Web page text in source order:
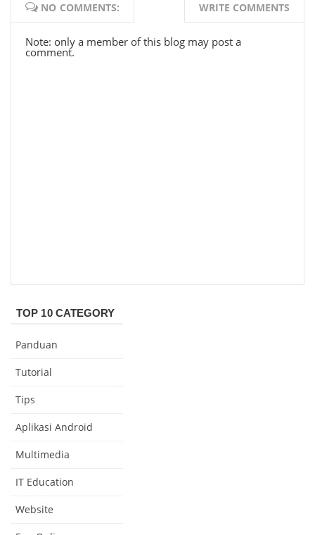
NO COMMENTS: WRITE COMMENTS
Note: only a member of this blog may post a
comment.
TOP 10 CATEGORY
Panduan
Tutorial
Tips
Aplikasi Android
Multimedia
IT Education
Website